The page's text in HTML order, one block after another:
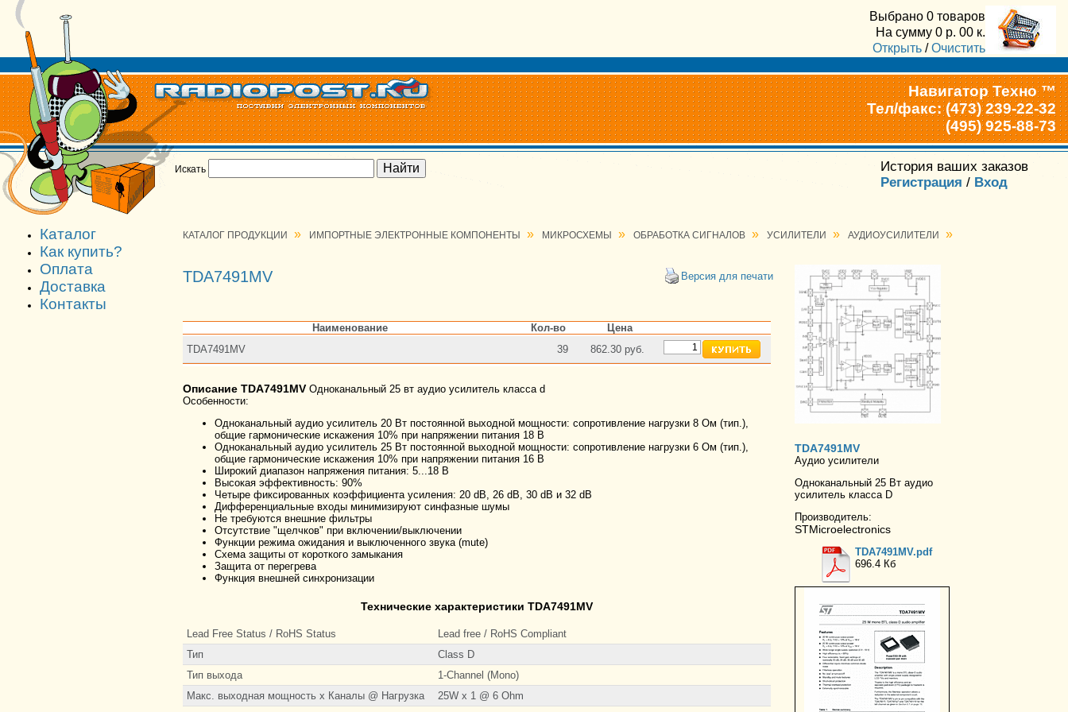
Выбрано 0 товаров
На сумму 0 р. 00 к.
Открыть /Очистить
Навигатор Техно ™
Тел/факс: (473) 239-22-32
(495) 925-88-73
Искать
История ваших заказов
Регистрация / Вход
Каталог
Как купить?
Оплата
Доставка
Контакты
КАТАЛОГ ПРОДУКЦИИ » ИМПОРТНЫЕ ЭЛЕКТРОННЫЕ КОМПОНЕНТЫ » МИКРОСХЕМЫ » ОБРАБОТКА СИГНАЛОВ » УСИЛИТЕЛИ » АУДИОУСИЛИТЕЛИ »
TDA7491MV Версия для печати
Наименование Кол-во
Цена
TDA7491MV
39 862.30 руб.
Описание TDA7491MV Одноканальный 25 вт аудио усилитель класса d
Особенности:
Одноканальный аудио усилитель 20 Вт постоянной выходной мощности: сопротивление нагрузки 8 Ом (тип.),
общие гармонические искажения 10% при напряжении питания 18 В
Одноканальный аудио усилитель 25 Вт постоянной выходной мощности: сопротивление нагрузки 6 Ом (тип.),
общие гармонические искажения 10% при напряжении питания 16 В
Широкий диапазон напряжения питания: 5...18 В
Высокая эффективность: 90%
Четыре фиксированных коэффициента усиления: 20 dB, 26 dB, 30 dB и 32 dB
Дифференциальные входы минимизируют синфазные шумы
Не требуются внешние фильтры
Отсутствие "щелчков" при включении/выключении
Функции режима ожидания и выключенного звука (mute)
Схема защиты от короткого замыкания
Защита от перегрева
Функция внешней синхронизации
Технические характеристики TDA7491MV
Lead Free Status / RoHS Status
Lead free / RoHS Compliant
Тип
Class D
Тип выхода
1-Channel (Mono)
Макс. выходная мощность х Каналы @ Нагрузка
25W x 1 @ 6 Ohm
TDA7491MV
Аудио усилители
Одноканальный 25 Вт аудио
усилитель класса D
Производитель:
STMicroelectronics
TDA7491MV.pdf
696.4 Кб